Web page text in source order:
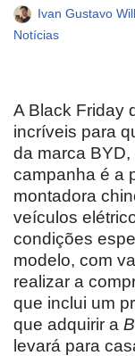
Ivan Gustavo
Notícias
A Black Friday
incríveis para
da marca
campanha é a
montadora
veículos
condições
modelo, com
realizar a
que inclui um
que adquirir a
levará para